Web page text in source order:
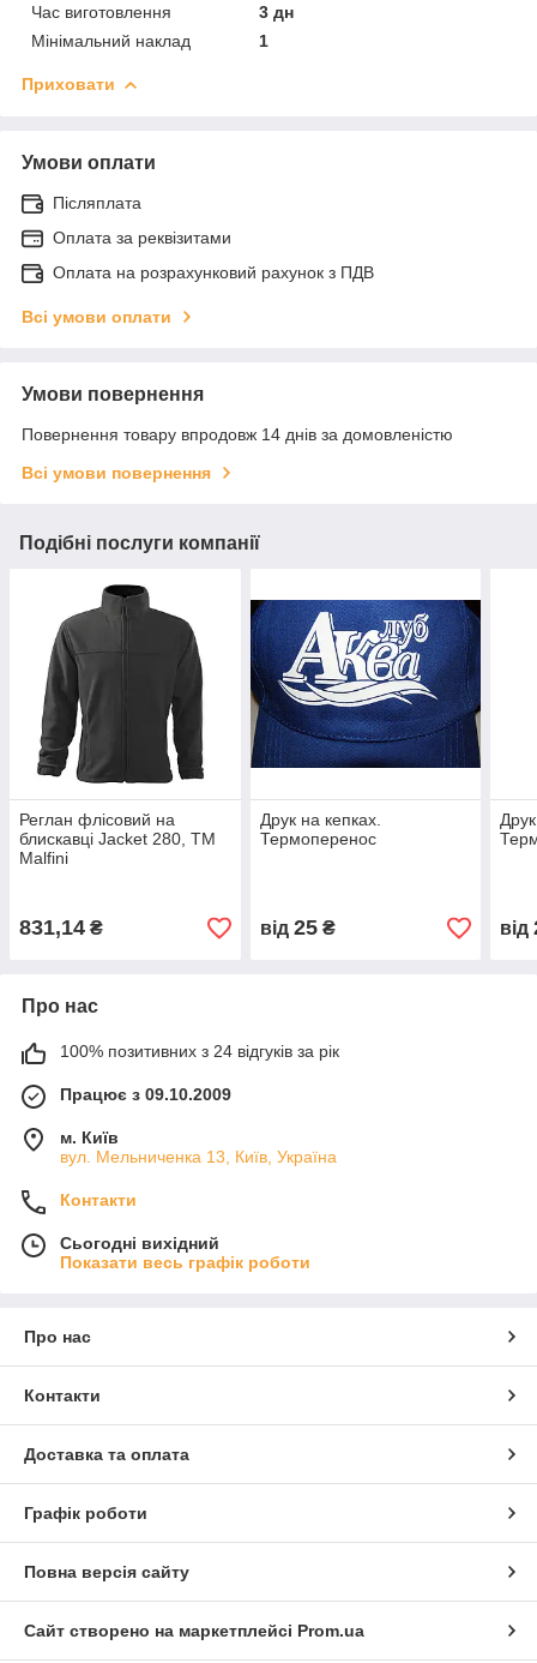
Час виготовлення
3 дн
Мінімальний наклад
1
Приховати
Умови оплати
Післяплата
Оплата за реквізитами
Оплата на розрахунковий рахунок з ПДВ
Всі умови оплати
Умови повернення
Повернення товару впродовж 14 днів за домовленістю
Всі умови повернення
Подібні послуги компанії
Реглан флісовий на
блискавці Jacket 280, TM
Malfini
831,14 ₴
Друк на кепках.
Термоперенос
від 25₴ від
Про нас
100% позитивних з 24 відгуків за рік
Працює з 09.10.2009
м. Київ
вул. Мельниченка 13, Київ, Україна
Контакти
Сьогодні вихідний
Показати весь графік роботи
Про нас
Контакти
Доставка та оплата
Графік роботи
Повна версія сайту
Сайт створено на маркетплейсі Prom.ua